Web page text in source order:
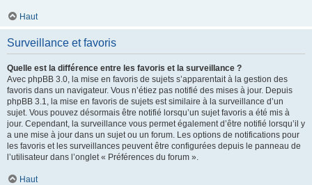
Haut
Surveillance et favoris
Quelle est la différence entre les favoris et la surveillance ?
Avec phpBB 3.0, la mise en favoris de sujets s’apparentait à la gestion des
favoris dans un navigateur. Vous n’étiez pas notifié des mises à jour. Depuis
phpBB 3.1, la mise en favoris de sujets est similaire à la surveillance d’un
sujet. Vous pouvez désormais être notifié lorsqu’un sujet favoris a été mis à
jour. Cependant, la surveillance vous permet également d’être notifié lorsqu’il y
a une mise à jour dans un sujet ou un forum. Les options de notifications pour
les favoris et les surveillances peuvent être configurées depuis le panneau de
l’utilisateur dans l’onglet « Préférences du forum ».
Haut